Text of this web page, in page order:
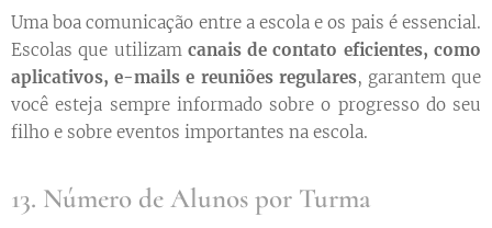
Uma boa comunicação entre a escola e os pais é essencial.
Escolas que utilizam canais de contato eficientes, como
aplicativos, e-mails e reuniões regulares, garantem que
você esteja sempre informado sobre o progresso do seu
filho e sobre eventos importantes na escola.
13. Número de Alunos por Turma